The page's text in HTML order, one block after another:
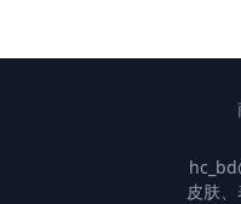
皮肤